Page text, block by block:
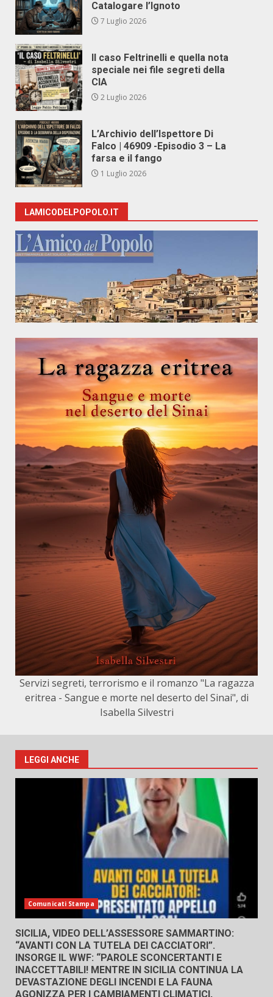
Catalogare l’Ignoto
7 Luglio 2026
Il caso Feltrinelli e quella nota
speciale nei file segreti della
CIA
2 Luglio 2026
L’Archivio dell’Ispettore Di
Falco | 46909 -Episodio 3 – La
farsa e il fango
1 Luglio 2026
LAMICODELPOPOLO.IT
Servizi segreti, terrorismo e il romanzo "La ragazza
eritrea - Sangue e morte nel deserto del Sinai", di
Isabella Silvestri
LEGGI ANCHE
Comunicati Stampa
SICILIA, VIDEO DELL’ASSESSORE SAMMARTINO:
“AVANTI CON LA TUTELA DEI CACCIATORI”.
INSORGE IL WWF: “PAROLE SCONCERTANTI E
INACCETTABILI! MENTRE IN SICILIA CONTINUA LA
DEVASTAZIONE DEGLI INCENDI E LA FAUNA
AGONIZZA PER I CAMBIAMENTI CLIMATICI,